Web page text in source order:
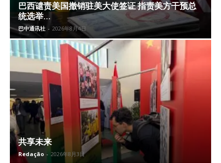
巴西谴责美国撤销驻美大使签证 指责美方干预总
统选举...
巴中通讯社 - 2026年8月4日
共享未来
Redação - 2026年8月3日